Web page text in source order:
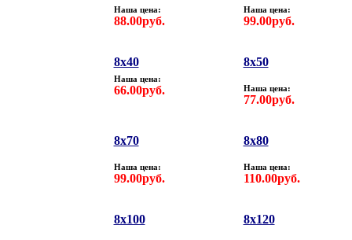
Наша цена:
88.00руб.
Наша цена:
99.00руб.
8х40
Наша цена:
66.00руб.
8x50
Наша цена:
77.00руб.
8x70
Наша цена:
99.00руб.
8x80
Наша цена:
110.00руб.
8x100 8x120